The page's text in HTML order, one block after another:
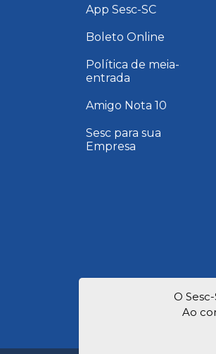
App Sesc-SC
Boleto Online
Política de meia-
entrada
Amigo Nota 10
Sesc para sua
Empresa
O
Ao